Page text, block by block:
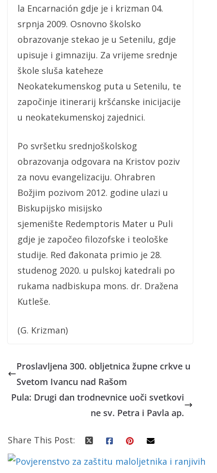
la Encarnación gdje je i krizman 04.
srpnja 2009. Osnovno školsko
obrazovanje stekao je u Setenilu, gdje
upisuje i gimnaziju. Za vrijeme srednje
škole sluša kateheze
Neokatekumenskog puta u Setenilu, te
započinje itinerarij kršćanske inicijacije
u neokatekumenskoj zajednici.
Po svršetku srednjoškolskog
obrazovanja odgovara na Kristov poziv
za novu evangelizaciju. Ohrabren
Božjim pozivom 2012. godine ulazi u
Biskupijsko misijsko
sjemenište Redemptoris Mater u Puli
gdje je započeo filozofske i teološke
studije. Red đakonata primio je 28.
studenog 2020. u pulskoj katedrali po
rukama nadbiskupa mons. dr. Dražena
Kutleše.
(G. Krizman)
Proslavljena 300. obljetnica župne crkve u
Svetom Ivancu nad Rašom
Pula: Drugi dan trodnevnice uoči svetkovi
ne sv. Petra i Pavla ap.
Share This Post: